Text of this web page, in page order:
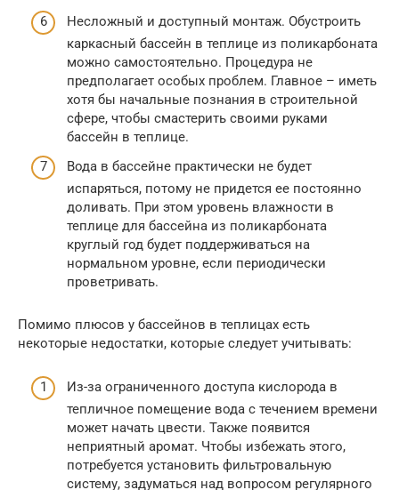
Несложный и доступный монтаж. Обустроить
каркасный бассейн в теплице из поликарбоната
можно самостоятельно. Процедура не
предполагает особых проблем. Главное – иметь
хотя бы начальные познания в строительной
сфере, чтобы смастерить своими руками
бассейн в теплице.
Вода в бассейне практически не будет
испаряться, потому не придется ее постоянно
доливать. При этом уровень влажности в
теплице для бассейна из поликарбоната
круглый год будет поддерживаться на
нормальном уровне, если периодически
проветривать.
Помимо плюсов у бассейнов в теплицах есть
некоторые недостатки, которые следует учитывать:
Из-за ограниченного доступа кислорода в
тепличное помещение вода с течением времени
может начать цвести. Также появится
неприятный аромат. Чтобы избежать этого,
потребуется установить фильтровальную
систему, задуматься над вопросом регулярного